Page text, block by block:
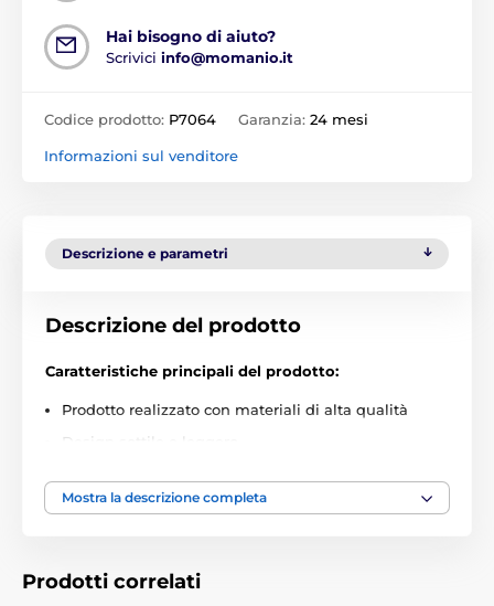
Hai bisogno di aiuto?
Scrivici info@momanio.it
Codice prodotto: P7064 Garanzia: 24 mesi
Informazioni sul venditore
Descrizione e parametri
Descrizione del prodotto
Caratteristiche principali del prodotto:
Prodotto realizzato con materiali di alta qualità
Design sottile e leggero
Ottima protezione dei lati dell'orologio
Vetro temperato di alta qualità
Mostra la descrizione completa
Prodotti correlati